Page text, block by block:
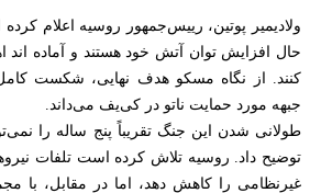
ولادیمیر پوتین، رییس‌جمهور روسیه اعلام
حال افزایش توان آتش خود هستند و آماده‌ اند
کنند. از نگاه مسکو هدف نهایی، شکست
جبهه مورد حمایت ناتو در کی‌یف می‌داند.
طولانی شدن این جنگ تقریباً پنج ساله را
توضیح داد. روسیه تلاش کرده است تلفات
غیرنظامی را کاهش دهد، اما در مقابل، با